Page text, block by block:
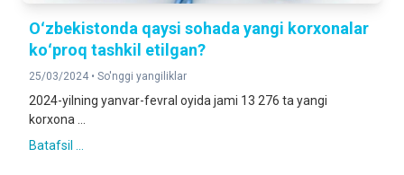
Oʻzbekistonda qaysi sohada yangi korxonalar
koʻproq tashkil etilgan?
25/03/2024 • So'nggi yangiliklar
2024-yilning yanvar-fevral oyida jami 13 276 ta yangi
korxona ...
Batafsil ...